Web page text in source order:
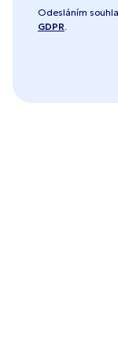
Odesláním
GDPR